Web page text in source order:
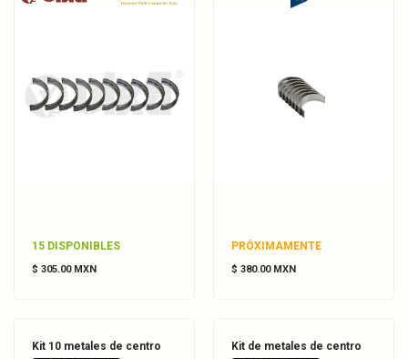
15 DISPONIBLES
$ 305.00 MXN
PRÓXIMAMENTE
$ 380.00 MXN
Kit 10 metales de centro
Kit de metales de centro